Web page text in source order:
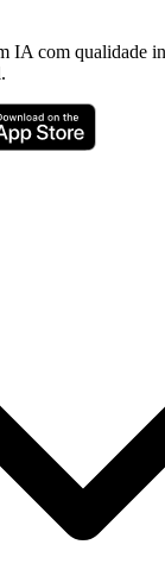
IA com qualidade